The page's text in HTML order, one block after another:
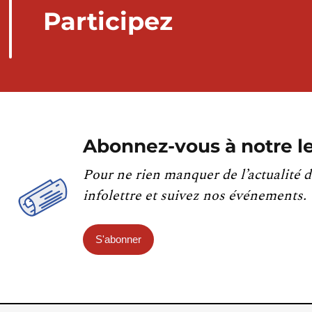
Participez
Abonnez-vous à notre
Pour ne rien manquer de l’actualité
infolettre et suivez nos événements.
S'abonner